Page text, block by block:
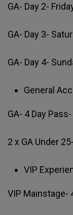
GA- Day 2-
GA- Day 3-
GA- Day 4-
General
GA- 4 Day
2 x GA Under
VIP
VIP Mainstage-